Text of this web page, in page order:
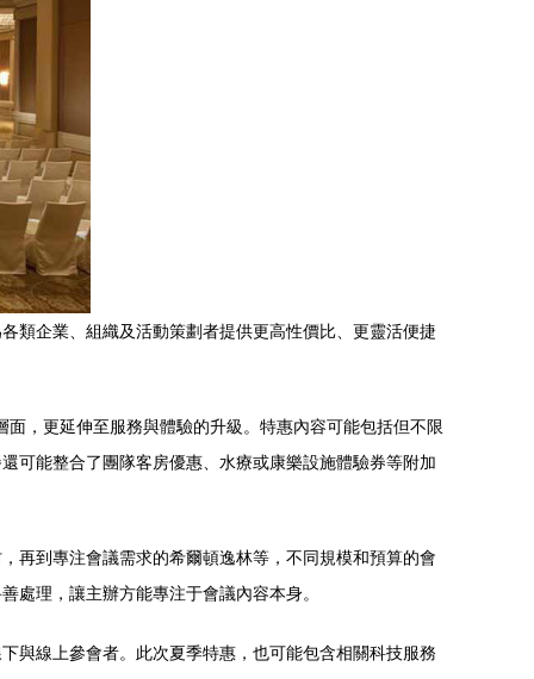
類企業、組織及活動策劃者提供更高性價比、更靈活便捷
，更延伸至服務與體驗的升級。特惠內容可能包括但不限
可能整合了團隊客房優惠、水療或康樂設施體驗券等附加
再到專注會議需求的希爾頓逸林等，不同規模和預算的會
處理，讓主辦方能專注于會議內容本身。
與線上參會者。此次夏季特惠，也可能包含相關科技服務